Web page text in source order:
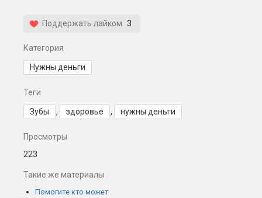
Поддержать лайком 3
Категория
Нужны деньги
Теги
Зубы , здоровье , нужны деньги
Просмотры
223
Такие же материалы
Помогите кто может